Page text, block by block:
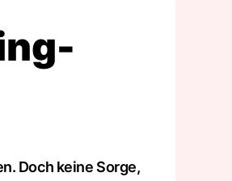
Doch keine Sorge,